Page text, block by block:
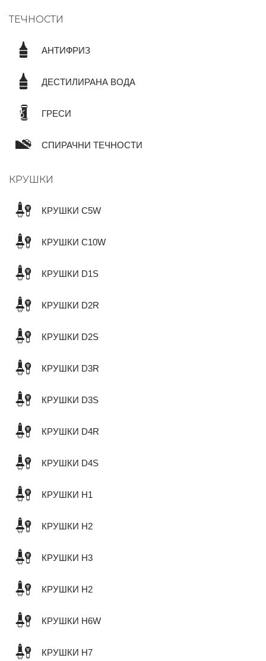
ТЕЧНОСТИ
АНТИФРИЗ
ДЕСТИЛИРАНА ВОДА
ГРЕСИ
СПИРАЧНИ ТЕЧНОСТИ
КРУШКИ
КРУШКИ C5W
КРУШКИ C10W
КРУШКИ D1S
КРУШКИ D2R
КРУШКИ D2S
КРУШКИ D3R
КРУШКИ D3S
КРУШКИ D4R
КРУШКИ D4S
КРУШКИ H1
КРУШКИ H2
КРУШКИ H3
КРУШКИ H2
КРУШКИ H6W
КРУШКИ H7